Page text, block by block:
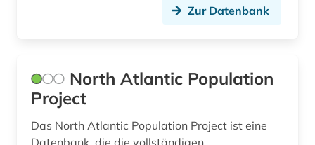
Zur Datenbank
North Atlantic Population
Project
Das North Atlantic Population Project ist eine